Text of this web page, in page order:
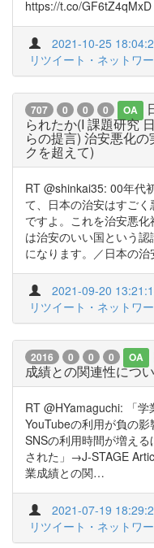
https://t.co/
2021-10-25
リツイート・ネットワ
707 0 0 0 OA
られたか(I 課題研究
らの提言) 治安悪化
クを超えて)
RT @shinkai35: 00年代
て、日本の治安はすご
ですよ。これを治安悪
は治安のいい国という
になります。／日本の
2021-09-20
リツイート・ネットワ
2016 0 0 0 OA
成績との関連性につ
RT @HYamaguchi: 「学
YouTubeの利用が負の
SNSの利用時間が増え
された」→J-STAGE
業成績との関…
2021-07-19
リツイート・ネットワ